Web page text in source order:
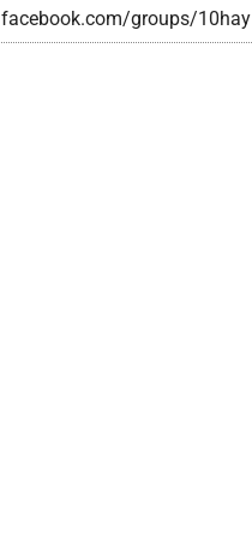
facebook.com/groups/10hay